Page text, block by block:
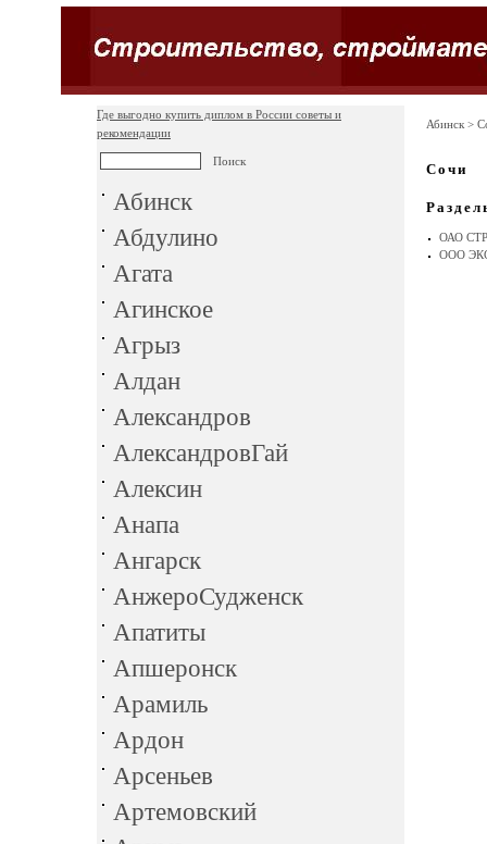
Где выгодно купить диплом в России советы и
рекомендации
Абинск
Абдулино
Агата
Агинское
Агрыз
Алдан
Александров
АлександровГай
Алексин
Анапа
Ангарск
АнжероСудженск
Апатиты
Апшеронск
Арамиль
Ардон
Арсеньев
Артемовский
Абинск >
Сочи
ОАО
ООО